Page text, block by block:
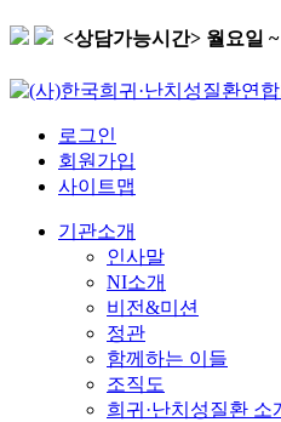
<상담가능시간> 월요일
로그인
회원가입
사이트맵
기관소개
인사말
NI소개
비전&미션
정관
함께하는 이들
조직도
희귀·난치성질환 소